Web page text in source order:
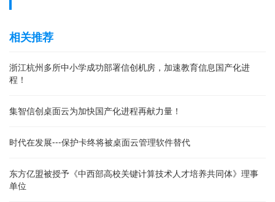
相关推荐
浙江杭州多所中小学成功部署信创机房，加速教育信息国产化进
程！
集智信创桌面云为加快国产化进程再献力量！
时代在发展---保护卡终将被桌面云管理软件替代
东方亿盟被授予《中西部高校关键计算技术人才培养共同体》理事
单位